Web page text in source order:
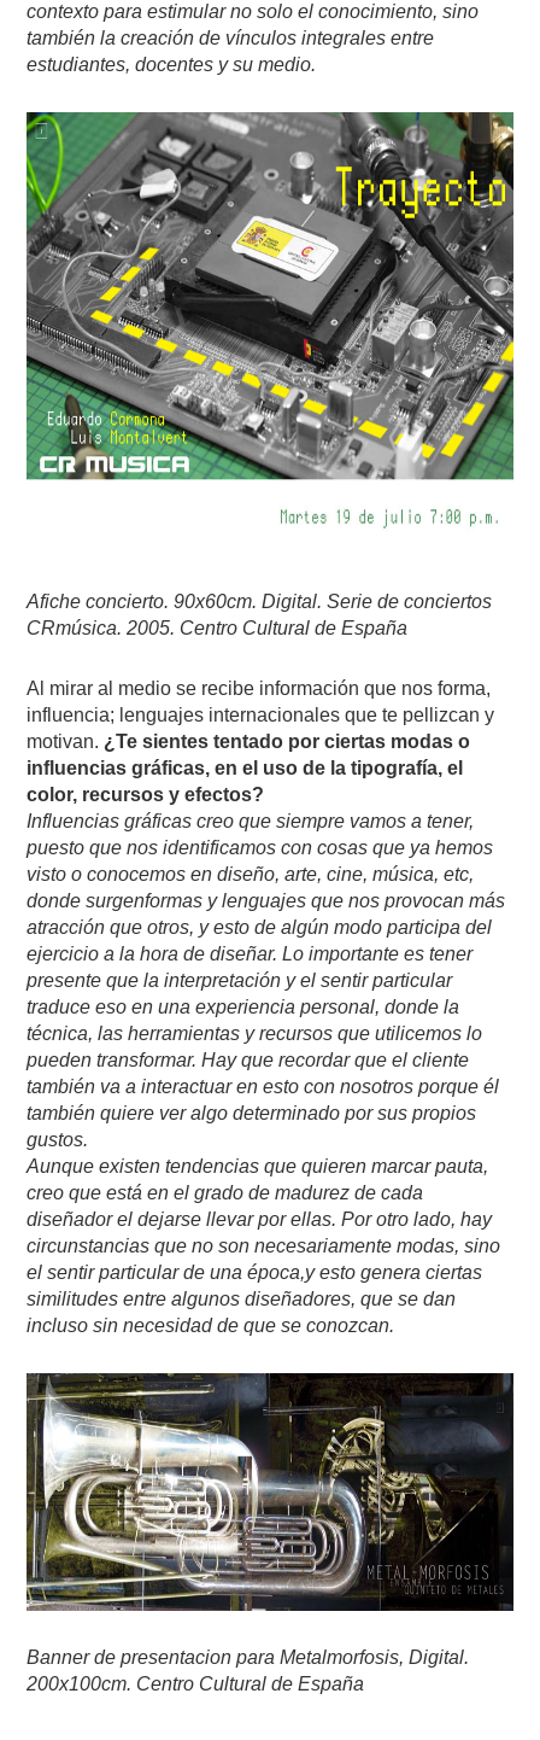
contexto para estimular no solo el conocimiento, sino
también la creación de vínculos integrales entre
estudiantes, docentes y su medio.
Afiche concierto. 90x60cm. Digital. Serie de conciertos
CRmúsica. 2005. Centro Cultural de España
Al mirar al medio se recibe información que nos forma,
influencia; lenguajes internacionales que te pellizcan y
motivan. ¿Te sientes tentado por ciertas modas o
influencias gráficas, en el uso de la tipografía, el
color, recursos y efectos?
Influencias gráficas creo que siempre vamos a tener,
puesto que nos identificamos con cosas que ya hemos
visto o conocemos en diseño, arte, cine, música, etc,
donde surgenformas y lenguajes que nos provocan más
atracción que otros, y esto de algún modo participa del
ejercicio a la hora de diseñar. Lo importante es tener
presente que la interpretación y el sentir particular
traduce eso en una experiencia personal, donde la
técnica, las herramientas y recursos que utilicemos lo
pueden transformar. Hay que recordar que el cliente
también va a interactuar en esto con nosotros porque él
también quiere ver algo determinado por sus propios
gustos.
Aunque existen tendencias que quieren marcar pauta,
creo que está en el grado de madurez de cada
diseñador el dejarse llevar por ellas. Por otro lado, hay
circunstancias que no son necesariamente modas, sino
el sentir particular de una época,y esto genera ciertas
similitudes entre algunos diseñadores, que se dan
incluso sin necesidad de que se conozcan.
Banner de presentacion para Metalmorfosis, Digital.
200x100cm. Centro Cultural de España